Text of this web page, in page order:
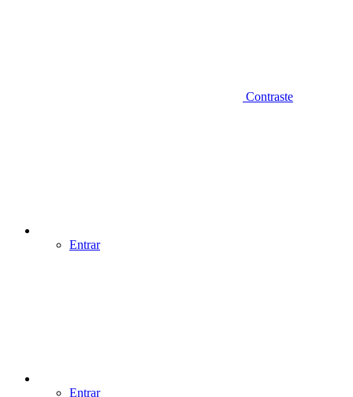
Contraste
Entrar
Entrar